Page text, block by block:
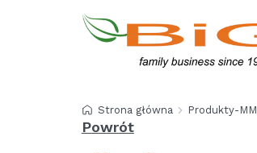
Strona główna Produkty-MM
Powrót